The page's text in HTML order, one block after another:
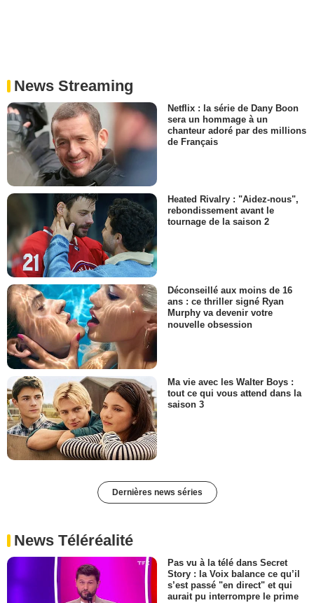
News Streaming
Netflix : la série de Dany Boon
sera un hommage à un
chanteur adoré par des millions
de Français
Heated Rivalry : "Aidez-nous",
rebondissement avant le
tournage de la saison 2
Déconseillé aux moins de 16
ans : ce thriller signé Ryan
Murphy va devenir votre
nouvelle obsession
Ma vie avec les Walter Boys :
tout ce qui vous attend dans la
saison 3
Dernières news séries
News Téléréalité
Pas vu à la télé dans Secret
Story : la Voix balance ce qu’il
s’est passé "en direct" et qui
aurait pu interrompre le prime